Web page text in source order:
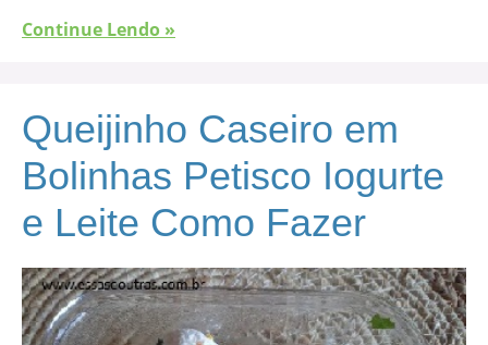
Continue Lendo »
Queijinho Caseiro em
Bolinhas Petisco Iogurte
e Leite Como Fazer